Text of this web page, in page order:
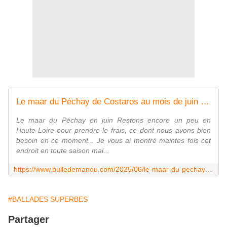
Le maar du Péchay de Costaros au mois de juin / Balade en Haute-Loire - Dans la Bulle de Manou
Le maar du Péchay en juin Restons encore un peu en
Haute-Loire pour prendre le frais, ce dont nous avons bien
besoin en ce moment... Je vous ai montré maintes fois cet
endroit en toute saison mai...
https://www.bulledemanou.com/2025/06/le-maar-du-pechay-de-costaros-au-mois-de-juin/balade-en-haute-loire.html
#BALLADES SUPERBES
Partager